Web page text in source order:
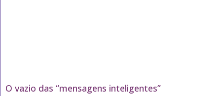
O vazio das “mensagens inteligentes”